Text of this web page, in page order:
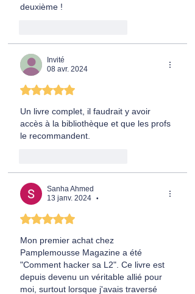
deuxième !
Invité
08 avr. 2024
Noté 5 étoiles sur 5.
Un livre complet, il faudrait y avoir
accès à la bibliothèque et que les profs
le recommandent.
Sanha Ahmed
13 janv. 2024
•
Noté 5 étoiles sur 5.
Mon premier achat chez
Pamplemousse Magazine a été
"Comment hacker sa L2". Ce livre est
depuis devenu un véritable allié pour
moi, surtout lorsque j'avais traversé